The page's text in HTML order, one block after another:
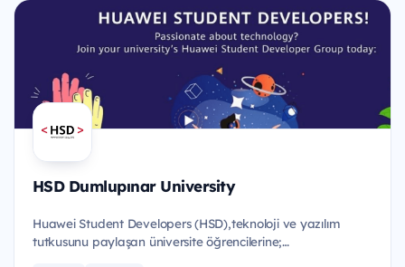
HSD Dumlupınar University
Huawei Student Developers (HSD),teknoloji ve yazılım
tutkusunu paylaşan üniversite öğrencilerine;